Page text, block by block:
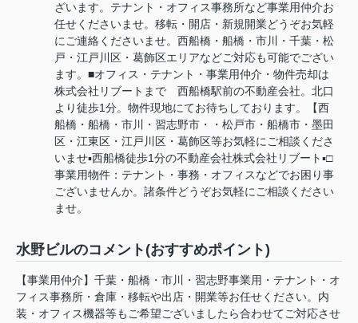
ざいます。テナント・オフィス事務所など事業用仲介お
任せくださいませ。移転・開店・新規開業どうぞお気軽
にご連絡くださいませ。西船橋・船橋・市川・千葉・松
戸・江戸川区・葛飾区エリアなどご対応も可能でござい
ます。■オフィス・テナント・事業用仲介・物件売却は
株式会社リブートまで 西船橋駅前の不動産会社。北口
より徒歩1分。物件現地にてお待ちしております。【西
船橋・船橋・市川・習志野市・・松戸市・船橋市・墨田
区・江東区・江戸川区・葛飾区等お気軽にご相談くださ
いませ▪️西船橋徒歩1分の不動産会社株式会社リブート▪️□
事業用物件：テナント・事務・オフィスなどでお困り事
ございませんか。諸条件どうぞお気軽にご相談ください
ませ。
水野ビルのコメント(おすすめポイント)
【事業用仲介】千葉・船橋・市川・習志野事業用・テナント・オ
フィス事務所・倉庫・移転や出店・開業等お任せください。内
装・オフィス機器等もご希望ございましたら合わせてご対応させ